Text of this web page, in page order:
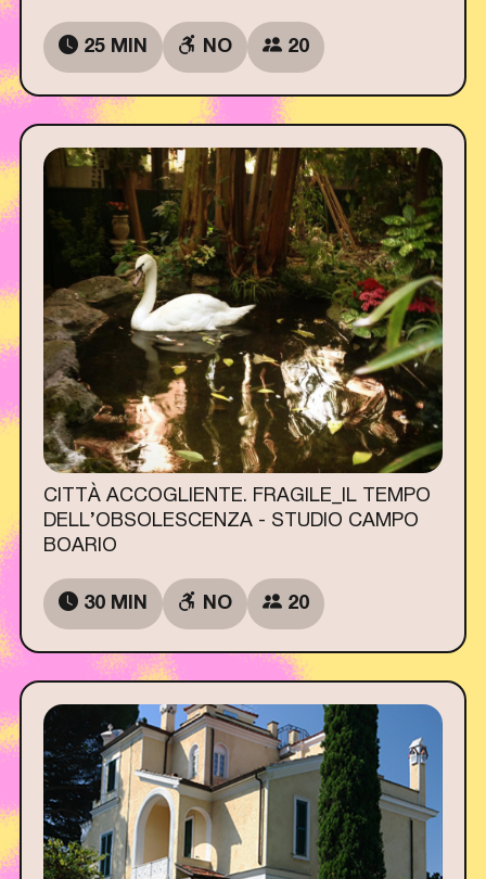
25 MIN NO 20
CITTÀ ACCOGLIENTE. FRAGILE_IL TEMPO
DELL’OBSOLESCENZA - STUDIO CAMPO
BOARIO
30 MIN NO 20